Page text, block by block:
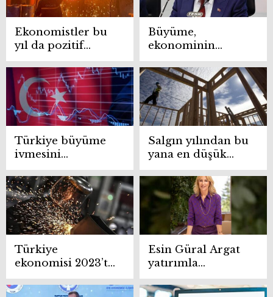
Ekonomistler bu
yıl da pozitif
büyüme bekliyor
Büyüme,
ekonominin
gücünü gösteriyor
Türkiye büyüme
ivmesini
sürdürüyor
Salgın yılından bu
yana en düşük
büyüme
Türkiye
ekonomisi 2023’te
yüzde 4,5 büyüdü
Esin Güral Argat
yatırımla
büyümenin
şifresini verdi